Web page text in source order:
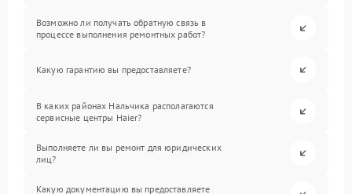
Возможно ли получать обратную связь в
процессе выполнения ремонтных работ?
Какую гарантию вы предоставляете?
В каких районах Нальчика располагаются
сервисные центры Haier?
Выполняете ли вы ремонт для юридических
лиц?
Какую документацию вы предоставляете